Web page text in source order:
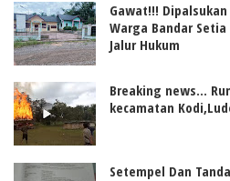
Gawat!!!
Warga Bandar
Jalur Hukum
Breaking news...
kecamatan
Setempel Dan